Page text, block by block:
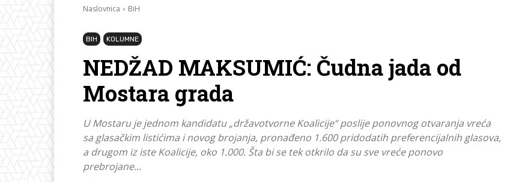
Naslovnica BiH
BIH KOLUMNE
NEDŽAD MAKSUMIĆ: Čudna jada od
Mostara grada
U Mostaru je jednom kandidatu „državotvorne Koalicije“ poslije ponovnog otvaranja vreća
sa glasačkim listićima i novog brojanja, pronađeno 1.600 pridodatih preferencijalnih glasova,
a drugom iz iste Koalicije, oko 1.000. Šta bi se tek otkrilo da su sve vreće ponovo
prebrojane...